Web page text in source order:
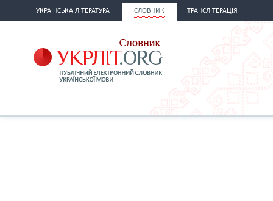
УКРАЇНСЬКА ЛІТЕРАТУРА СЛОВНИК ТРАНСЛІТЕРАЦІЯ